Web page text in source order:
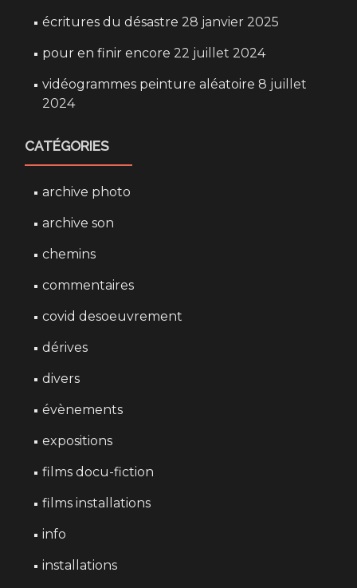
écritures du désastre 28 janvier 2025
pour en finir encore 22 juillet 2024
vidéogrammes peinture aléatoire 8 juillet
2024
CATÉGORIES
archive photo
archive son
chemins
commentaires
covid desoeuvrement
dérives
divers
évènements
expositions
films docu-fiction
films installations
info
installations